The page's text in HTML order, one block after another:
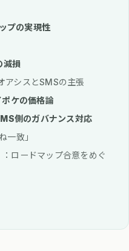
プの実現性
減損
アシスとSMSの主張
ケの価格論
側のガバナンス対応
一致」
ロードマップ合意をめぐ